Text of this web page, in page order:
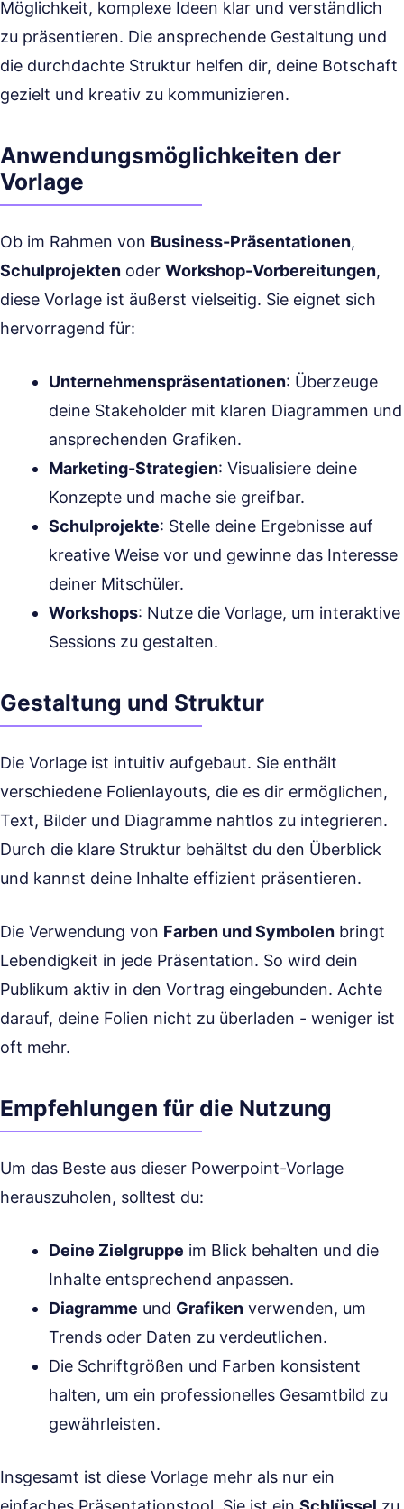
Möglichkeit, komplexe Ideen klar und verständlich
zu präsentieren. Die ansprechende Gestaltung und
die durchdachte Struktur helfen dir, deine Botschaft
gezielt und kreativ zu kommunizieren.
Anwendungsmöglichkeiten der
Vorlage
Ob im Rahmen von Business-Präsentationen,
Schulprojekten oder Workshop-Vorbereitungen,
diese Vorlage ist äußerst vielseitig. Sie eignet sich
hervorragend für:
Unternehmenspräsentationen: Überzeuge
deine Stakeholder mit klaren Diagrammen und
ansprechenden Grafiken.
Marketing-Strategien: Visualisiere deine
Konzepte und mache sie greifbar.
Schulprojekte: Stelle deine Ergebnisse auf
kreative Weise vor und gewinne das Interesse
deiner Mitschüler.
Workshops: Nutze die Vorlage, um interaktive
Sessions zu gestalten.
Gestaltung und Struktur
Die Vorlage ist intuitiv aufgebaut. Sie enthält
verschiedene Folienlayouts, die es dir ermöglichen,
Text, Bilder und Diagramme nahtlos zu integrieren.
Durch die klare Struktur behältst du den Überblick
und kannst deine Inhalte effizient präsentieren.
Die Verwendung von Farben und Symbolen bringt
Lebendigkeit in jede Präsentation. So wird dein
Publikum aktiv in den Vortrag eingebunden. Achte
darauf, deine Folien nicht zu überladen - weniger ist
oft mehr.
Empfehlungen für die Nutzung
Um das Beste aus dieser Powerpoint-Vorlage
herauszuholen, solltest du:
Deine Zielgruppe im Blick behalten und die
Inhalte entsprechend anpassen.
Diagramme und Grafiken verwenden, um
Trends oder Daten zu verdeutlichen.
Die Schriftgrößen und Farben konsistent
halten, um ein professionelles Gesamtbild zu
gewährleisten.
Insgesamt ist diese Vorlage mehr als nur ein